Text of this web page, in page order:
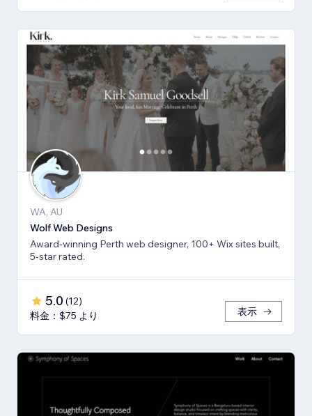
WA, AU
Wolf Web Designs
Award-winning Perth web designer, 100+ Wix sites built,
5-star rated.
5.0 (12)
料金：$75 より
表示